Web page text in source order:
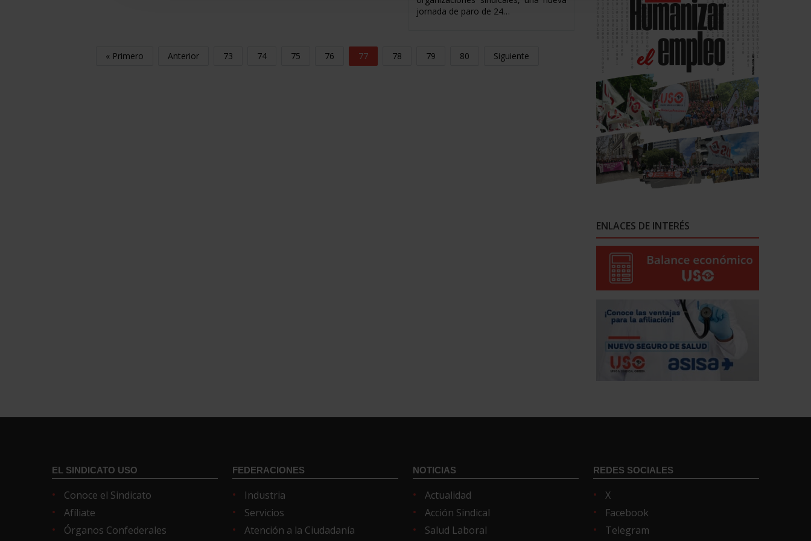
jornada de paro de 24…
« Primero Anterior 73 74 75 76 77 78 79 80 Siguiente
ENLACES DE INTERÉS
EL SINDICATO USO
Conoce el Sindicato
Afíliate
Órganos Confederales
FEDERACIONES
Industria
Servicios
Atención a la Ciudadanía
NOTICIAS
Actualidad
Acción Sindical
Salud Laboral
REDES SOCIALES
X
Facebook
Telegram